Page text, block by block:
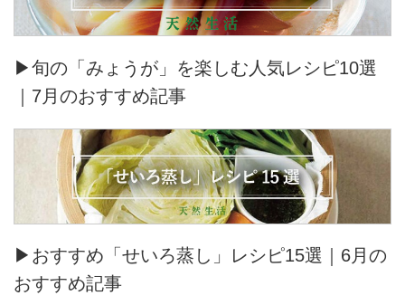
▶旬の「みょうが」を楽しむ人気レシピ10選
｜7月のおすすめ記事
▶おすすめ「せいろ蒸し」レシピ15選｜6月の
おすすめ記事